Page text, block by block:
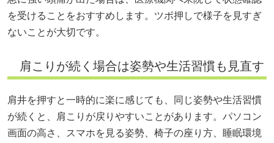
を受けることをおすすめします。ツボ押しで様子を見すぎ
ないことが大切です。
肩こりが続く場合は姿勢や生活習慣も見直す
肩井を押すと一時的に楽に感じても、同じ姿勢や生活習慣
が続くと、肩こりが戻りやすいことがあります。パソコン
画面の高さ、スマホを見る姿勢、椅子の座り方、睡眠環境